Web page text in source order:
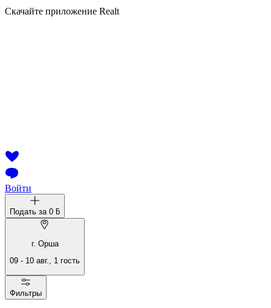
Скачайте приложение Realt
Войти
Подать за 0 ƃ
г. Орша
09 - 10 авг., 1 гость
Фильтры